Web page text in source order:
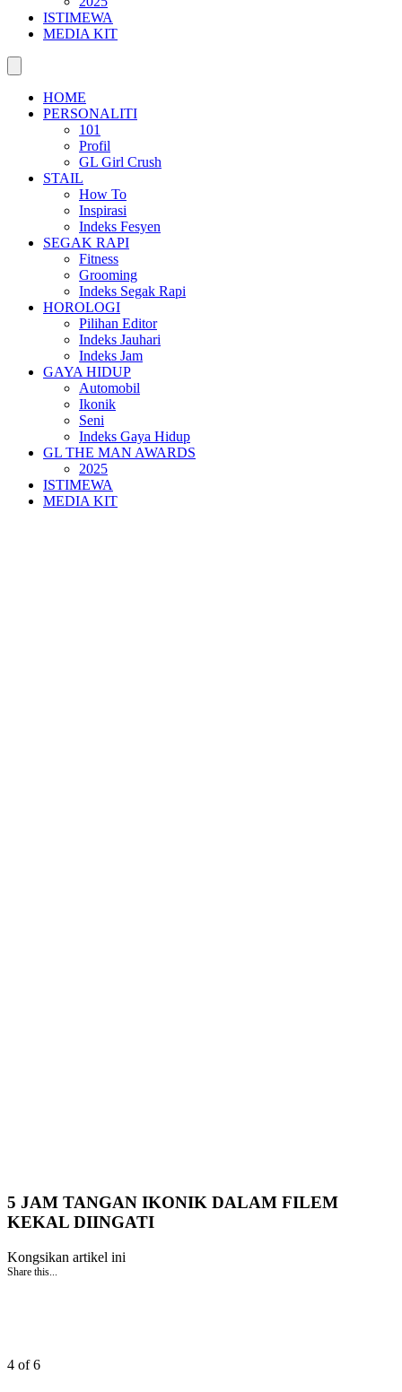
ISTIMEWA
MEDIA KIT
HOME
PERSONALITI
101
Profil
GL Girl Crush
STAIL
How To
Inspirasi
Indeks Fesyen
SEGAK RAPI
Fitness
Grooming
Indeks Segak Rapi
HOROLOGI
Pilihan Editor
Indeks Jauhari
Indeks Jam
GAYA HIDUP
Automobil
Ikonik
Seni
Indeks Gaya Hidup
GL THE MAN AWARDS
2025
ISTIMEWA
MEDIA KIT
5 JAM TANGAN IKONIK DALAM FILEM
KEKAL DIINGATI
Kongsikan artikel ini
Share this...
4 of 6